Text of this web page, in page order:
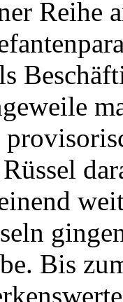
Reihe
Bis